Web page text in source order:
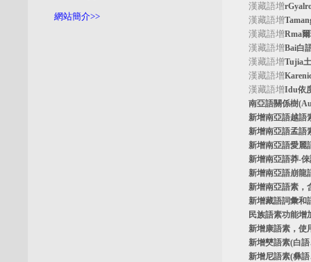
網站簡介>>
漢藏語增
漢藏語增
漢藏語增Rma
漢藏語增Bai白
漢藏語增Tujia
漢藏語增
漢藏語增Idu依
南亞語關係樹
新增南亞語越語
新增南亞語孟語
新增南亞語愛麗
新增南亞語莽-倈
新增南亞語崩龍
新增南亞語素，
新增藏語詞彙和
民族語素功能
新增康語素，使
新增僰語素(白
新增尼語素(彝